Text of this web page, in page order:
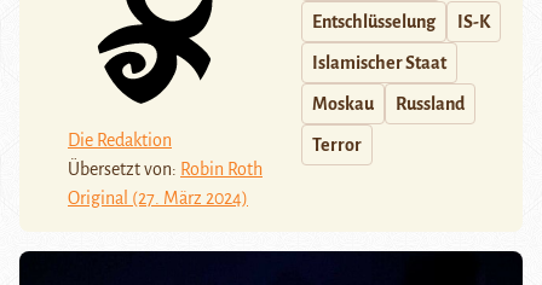
Die Redaktion
Übersetzt von: Robin Roth
Original (27. März 2024)
Entschlüsselung IS-K
Islamischer Staat
Moskau Russland
Terror